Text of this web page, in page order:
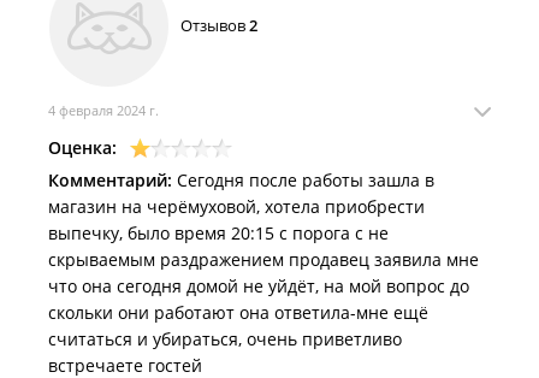
Отзывов2
4 февраля 2024 г.
Оценка:
Комментарий: Сегодня после работы зашла в
магазин на черёмуховой, хотела приобрести
выпечку, было время 20:15 с порога с не
скрываемым раздражением продавец заявила мне
что она сегодня домой не уйдёт, на мой вопрос до
скольки они работают она ответила-мне ещё
считаться и убираться, очень приветливо
встречаете гостей